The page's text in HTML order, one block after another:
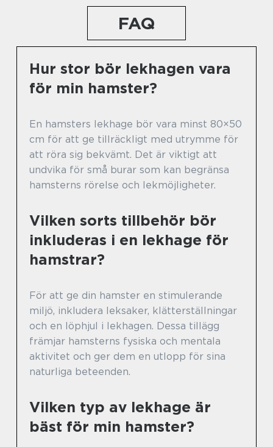
FAQ
Hur stor bör lekhagen vara
för min hamster?
En hamsters lekhage bör vara minst 80×50
cm för att ge tillräckligt med utrymme för
att röra sig bekvämt. Det är viktigt att
undvika för små burar som kan begränsa
hamsterns rörelse och lekmöjligheter.
Vilken sorts tillbehör bör
inkluderas i en lekhage för
hamstrar?
För att ge din hamster en stimulerande
miljö, inkludera leksaker, klätterställningar
och en löphjul i lekhagen. Dessa tillägg
främjar hamsterns fysiska och mentala
aktivitet och ger dem en utlopp för sina
naturliga beteenden.
Vilken typ av lekhage är
bäst för min hamster?